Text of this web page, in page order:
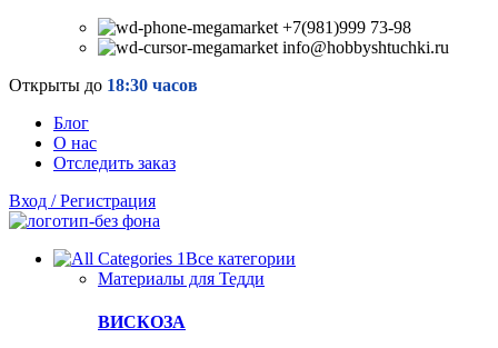
+7(981)999 73-98
info@hobbyshtuchki.ru
Открыты до 18:30 часов
Блог
О нас
Отследить заказ
Вход / Регистрация
Все категории
Материалы для Тедди
ВИСКОЗА